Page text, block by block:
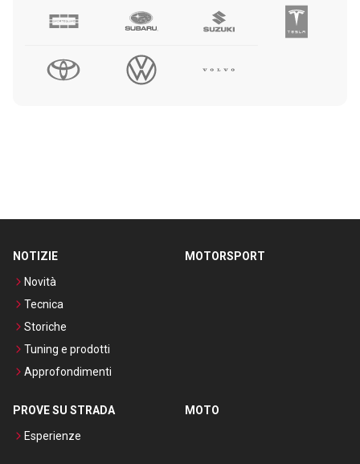
NOTIZIE
Novità
Tecnica
Storiche
Tuning e prodotti
Approfondimenti
MOTORSPORT
PROVE SU STRADA
Esperienze
MOTO